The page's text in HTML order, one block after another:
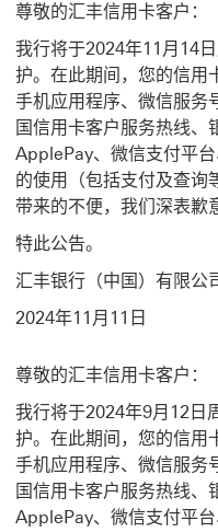
尊敬的汇丰信用卡客户：
我行将于2024年11月14
护。在此期间，您的信用
手机应用程序、微信服务
国信用卡客户服务热线、
ApplePay、微信支付平
的使用（包括支付及查询
带来的不便，我们深表歉
特此公告。
汇丰银行（中国）有限公
2024年11月11日
尊敬的汇丰信用卡客户：
我行将于2024年9月12日
护。在此期间，您的信用
手机应用程序、微信服务
国信用卡客户服务热线、
ApplePay、微信支付平